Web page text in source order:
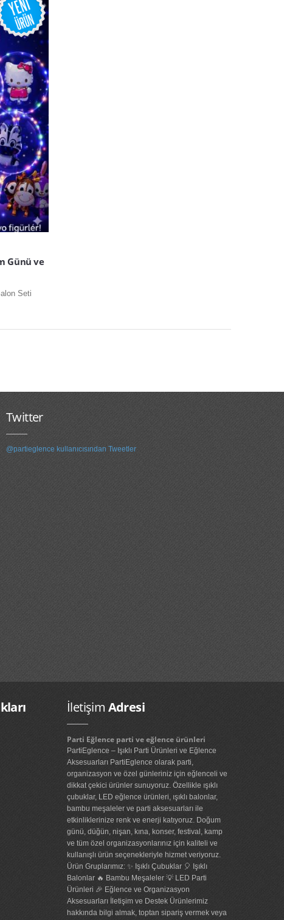
Günü ve
Seti
Twitter
@partieglence kullanıcısından Tweetler
İletişim Adresi
Parti Eğlence parti ve eğlence ürünleri
PartiEglence – Işıklı Parti Ürünleri ve Eğlence
Aksesuarları PartiEglence olarak parti,
organizasyon ve özel günleriniz için eğlenceli ve
dikkat çekici ürünler sunuyoruz. Özellikle ışıklı
çubuklar, LED eğlence ürünleri, ışıklı balonlar,
bambu meşaleler ve parti aksesuarları ile
etkinliklerinize renk ve enerji katıyoruz. Doğum
günü, düğün, nişan, kına, konser, festival, kamp
ve tüm özel organizasyonlarınız için kaliteli ve
kullanışlı ürün seçenekleriyle hizmet veriyoruz.
Ürün Gruplarımız: ✨ Işıklı Çubuklar 🎈 Işıklı
Balonlar 🔥 Bambu Meşaleler 💡 LED Parti
Ürünleri 🎉 Eğlence ve Organizasyon
Aksesuarları İletişim ve Destek Ürünlerimiz
hakkında bilgi almak, toptan sipariş vermek veya